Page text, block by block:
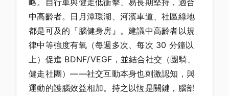
中高齡者。日月潭環湖、河濱車道、社區綠地
都是可及的『腦健身房』。建議中高齡者以規
律中等強度有氧（每週多次、每次 30 分鐘以
上）促進 BDNF/VEGF，並結合社交（團騎、
健走社團）——社交互動本身也刺激認知，與
運動的護腦效益相加。持之以恆是關鍵，腦部